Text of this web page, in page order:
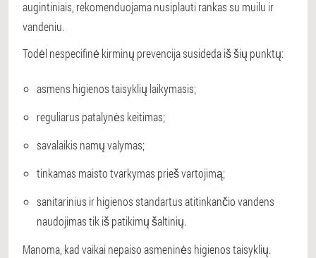
augintiniais, rekomenduojama nusiplauti rankas su muilu ir
vandeniu.
Todėl nespecifinė kirminų prevencija susideda iš šių punktų:
asmens higienos taisyklių laikymasis;
reguliarus patalynės keitimas;
savalaikis namų valymas;
tinkamas maisto tvarkymas prieš vartojimą;
sanitarinius ir higienos standartus atitinkančio vandens
naudojimas tik iš patikimų šaltinių.
Manoma, kad vaikai nepaiso asmeninės higienos taisyklių.